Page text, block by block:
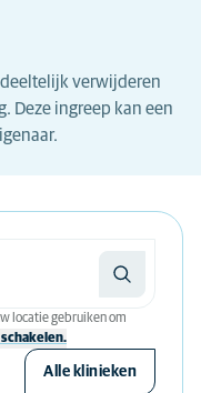
verwijderen
Deze ingreep kan een
locatie gebruiken om
schakelen.
Alle klinieken